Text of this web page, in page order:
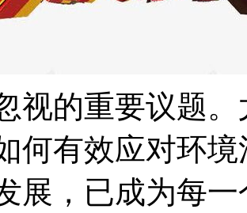
视的重要议题
何有效应对环
展，已成为每